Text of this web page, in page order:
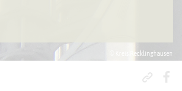
© Kreis Recklinghausen